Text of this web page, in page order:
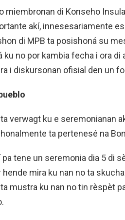
miembronan di Konseho
akí, innesesariamente
di MPB ta posishoná su
ku no por kambia fecha i ora
i diskursonan ofisial den un
verwagt ku e seremonianan
ta pertenesé na
tene un seremonia dia 5 di
hende mira ku nan no ta
mustra ku nan no tin rèspèt